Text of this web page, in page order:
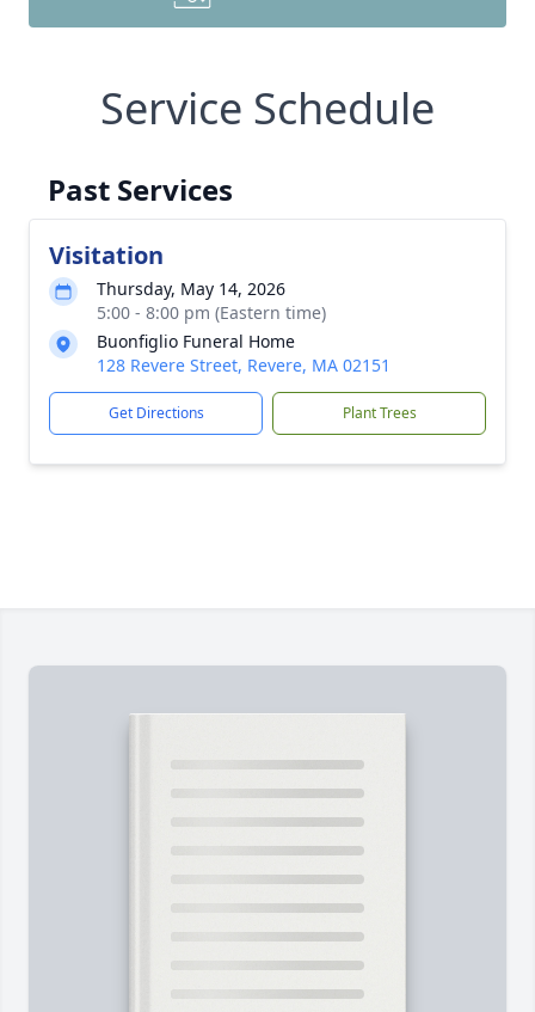
Service Schedule
Past Services
Visitation
Thursday, May 14, 2026
5:00 - 8:00 pm (Eastern time)
Buonfiglio Funeral Home
128 Revere Street, Revere, MA 02151
Get Directions Plant Trees